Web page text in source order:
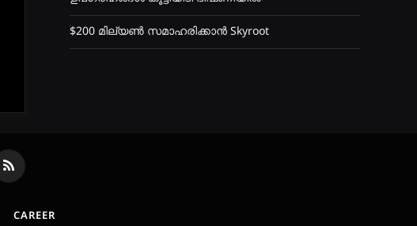
$200 മില്യൺ സമാഹരിക്കാൻ Skyroot
RSS
CAREER